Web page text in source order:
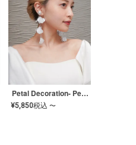
Petal Decoration- Pearl【JA-COER-3】
¥5,850税込 〜